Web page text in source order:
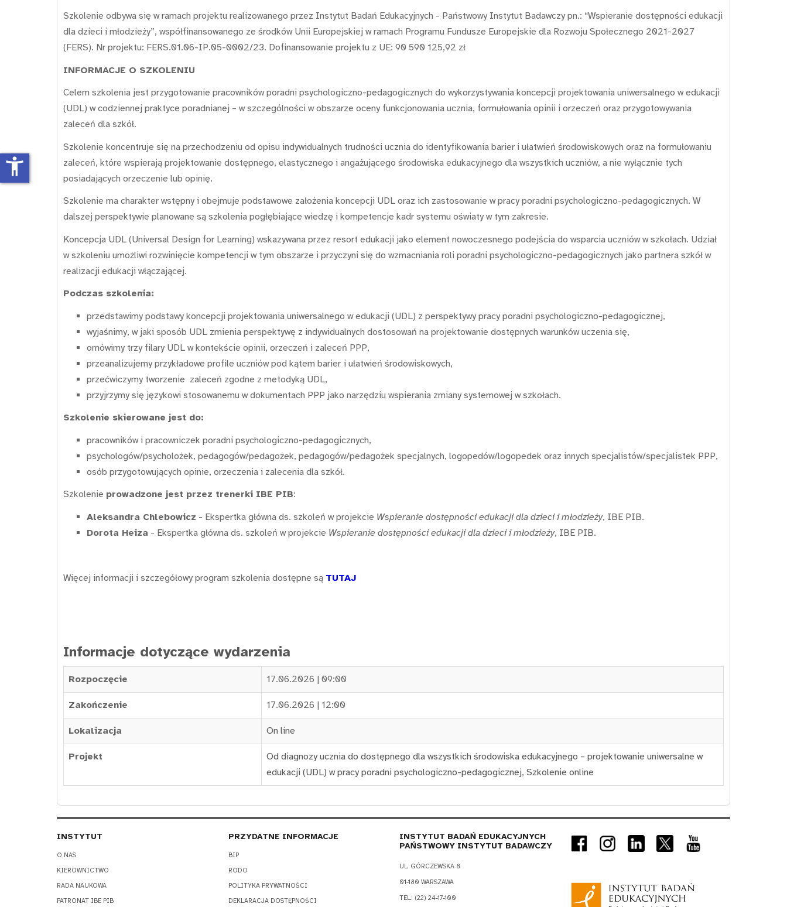
Szkolenie odbywa się w ramach projektu realizowanego przez Instytut Badań Edukacyjnych - Państwowy Instytut Badawczy pn.: “Wspieranie dostępności edukacji
dla dzieci i młodzieży”, współfinansowanego ze środków Unii Europejskiej w ramach Programu Fundusze Europejskie dla Rozwoju Społecznego 2021-2027
(FERS). Nr projektu: FERS.01.06-IP.05-0002/23. Dofinansowanie projektu z UE: 90 590 125,92 zł
INFORMACJE O SZKOLENIU
Celem szkolenia jest przygotowanie pracowników poradni psychologiczno-pedagogicznych do wykorzystywania koncepcji projektowania uniwersalnego w edukacji
(UDL) w codziennej praktyce poradnianej – w szczególności w obszarze oceny funkcjonowania ucznia, formułowania opinii i orzeczeń oraz przygotowywania
zaleceń dla szkół.
Szkolenie koncentruje się na przechodzeniu od opisu indywidualnych trudności ucznia do identyfikowania barier i ułatwień środowiskowych oraz na formułowaniu
zaleceń, które wspierają projektowanie dostępnego, elastycznego i angażującego środowiska edukacyjnego dla wszystkich uczniów, a nie wyłącznie tych
posiadających orzeczenie lub opinię.
Szkolenie ma charakter wstępny i obejmuje podstawowe założenia koncepcji UDL oraz ich zastosowanie w pracy poradni psychologiczno-pedagogicznych. W
dalszej perspektywie planowane są szkolenia pogłębiające wiedzę i kompetencje kadr systemu oświaty w tym zakresie.
Koncepcja UDL (Universal Design for Learning) wskazywana przez resort edukacji jako element nowoczesnego podejścia do wsparcia uczniów w szkołach. Udział
w szkoleniu umożliwi rozwinięcie kompetencji w tym obszarze i przyczyni się do wzmacniania roli poradni psychologiczno-pedagogicznych jako partnera szkół w
realizacji edukacji włączającej.
Podczas szkolenia:
przedstawimy podstawy koncepcji projektowania uniwersalnego w edukacji (UDL) z perspektywy pracy poradni psychologiczno-pedagogicznej,
wyjaśnimy, w jaki sposób UDL zmienia perspektywę z indywidualnych dostosowań na projektowanie dostępnych warunków uczenia się,
omówimy trzy filary UDL w kontekście opinii, orzeczeń i zaleceń PPP,
przeanalizujemy przykładowe profile uczniów pod kątem barier i ułatwień środowiskowych,
przećwiczymy tworzenie zaleceń zgodne z metodyką UDL,
przyjrzymy się językowi stosowanemu w dokumentach PPP jako narzędziu wspierania zmiany systemowej w szkołach.
Szkolenie skierowane jest do:
pracowników i pracowniczek poradni psychologiczno-pedagogicznych,
psychologów/psycholożek, pedagogów/pedagożek, pedagogów/pedagożek specjalnych, logopedów/logopedek oraz innych specjalistów/specjalistek PPP,
osób przygotowujących opinie, orzeczenia i zalecenia dla szkół.
Szkolenie prowadzone jest przez trenerki IBE PIB:
Aleksandra Chlebowicz - Ekspertka główna ds. szkoleń w projekcie Wspieranie dostępności edukacji dla dzieci i młodzieży, IBE PIB.
Dorota Heiza - Ekspertka główna ds. szkoleń w projekcie Wspieranie dostępności edukacji dla dzieci i młodzieży, IBE PIB.
Więcej informacji i szczegółowy program szkolenia dostępne są TUTAJ
Informacje dotyczące wydarzenia
Rozpoczęcie 17.06.2026 | 09:00
Zakończenie 17.06.2026 | 12:00
Lokalizacja On line
Projekt
Od diagnozy ucznia do dostępnego dla wszystkich środowiska edukacyjnego – projektowanie uniwersalne w
edukacji (UDL) w pracy poradni psychologiczno-pedagogicznej, Szkolenie online
INSTYTUT
O NAS
KIEROWNICTWO
RADA NAUKOWA
PATRONAT IBE PIB
PRZYDATNE INFORMACJE
BIP
RODO
POLITYKA PRYWATNOŚCI
DEKLARACJA DOSTĘPNOŚCI
INSTYTUT BADAŃ EDUKACYJNYCH
PAŃSTWOWY INSTYTUT BADAWCZY
UL. GÓRCZEWSKA 8
01-180 WARSZAWA
TEL.: (22) 24-17-100
accessibility_new